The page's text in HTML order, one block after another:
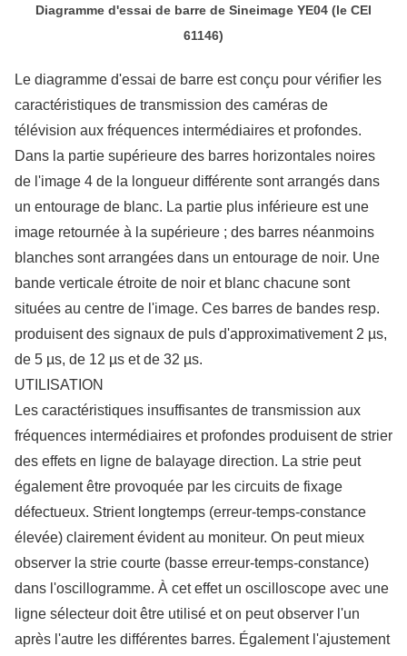
Diagramme d'essai de barre de Sineimage YE04 (le CEI
61146)
Le diagramme d'essai de barre est conçu pour vérifier les
caractéristiques de transmission des caméras de
télévision aux fréquences intermédiaires et profondes.
Dans la partie supérieure des barres horizontales noires
de l'image 4 de la longueur différente sont arrangés dans
un entourage de blanc. La partie plus inférieure est une
image retournée à la supérieure ; des barres néanmoins
blanches sont arrangées dans un entourage de noir. Une
bande verticale étroite de noir et blanc chacune sont
situées au centre de l'image. Ces barres de bandes resp.
produisent des signaux de puls d'approximativement 2 µs,
de 5 µs, de 12 µs et de 32 µs.
UTILISATION
Les caractéristiques insuffisantes de transmission aux
fréquences intermédiaires et profondes produisent de strier
des effets en ligne de balayage direction. La strie peut
également être provoquée par les circuits de fixage
défectueux. Strient longtemps (erreur-temps-constance
élevée) clairement évident au moniteur. On peut mieux
observer la strie courte (basse erreur-temps-constance)
dans l'oscillogramme. À cet effet un oscilloscope avec une
ligne sélecteur doit être utilisé et on peut observer l'un
après l'autre les différentes barres. Également l'ajustement